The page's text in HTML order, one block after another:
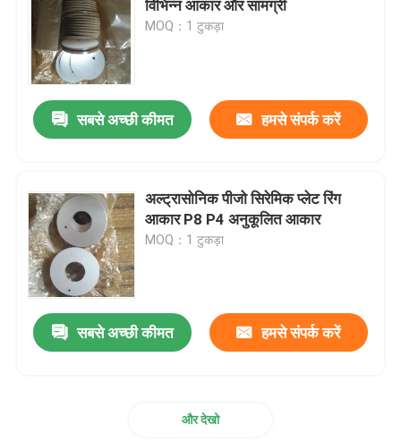
Piezo सिरेमिक प्लेट
पाइज़िओलेक्ट्रिक सिरेमिक डिस्क
अल्ट्रासोनिक वेल्डिंग ट्रांसड्यूसर
अल्ट्रासोनिक सौंदर्य ट्रांसड्यूसर
अल्ट्रासोनिक प्रतिबाधा
विभिन्न आकार और सामग्री
MOQ：1 टुकड़ा
सबसे अच्छी कीमत हमसे संपर्क करें
अल्ट्रासोनिक पीजो सिरेमिक प्लेट रिंग
आकार P8 P4 अनुकूलित आकार
MOQ：1 टुकड़ा
सबसे अच्छी कीमत हमसे संपर्क करें
और देखो